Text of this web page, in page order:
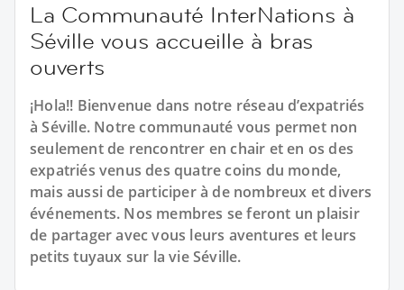
La Communauté InterNations à
Séville vous accueille à bras
ouverts
¡Hola!! Bienvenue dans notre réseau d’expatriés
à Séville. Notre communauté vous permet non
seulement de rencontrer en chair et en os des
expatriés venus des quatre coins du monde,
mais aussi de participer à de nombreux et divers
événements. Nos membres se feront un plaisir
de partager avec vous leurs aventures et leurs
petits tuyaux sur la vie Séville.